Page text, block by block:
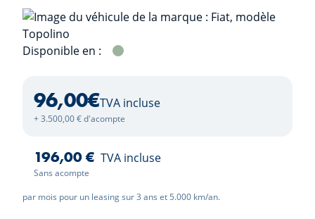
Disponible en : VERDE
96,00€TVA incluse
+ 3.500,00 € d'acompte
196,00 € TVA incluse
Sans acompte
par mois pour un leasing sur 3 ans et 5.000 km/an.